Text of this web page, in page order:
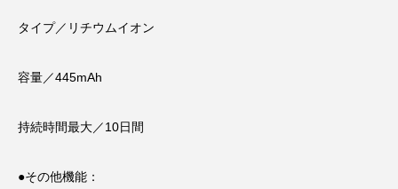
タイプ／リチウムイオン
容量／445mAh
持続時間最大／10日間
●その他機能：